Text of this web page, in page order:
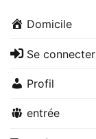
Domicile
Se connecter
Profil
entrée